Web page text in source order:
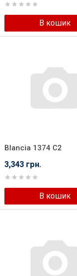
В кошик
Blancia 1374 C2
3,343 грн.
В кошик